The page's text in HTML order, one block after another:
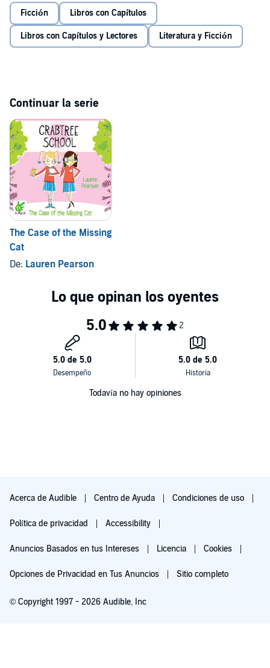
Ficción Libros con Capítulos
Libros con Capítulos y Lectores Literatura y Ficción
Continuar la serie
The Case of the Missing
Cat
De: Lauren Pearson
Todavía no hay opiniones
Acerca de Audible Centro de Ayuda Condiciones de uso
Política de privacidad Accessibility
Anuncios Basados en tus Intereses Licencia Cookies
Opciones de Privacidad en Tus Anuncios Sitio completo
© Copyright 1997 - 2026 Audible, Inc